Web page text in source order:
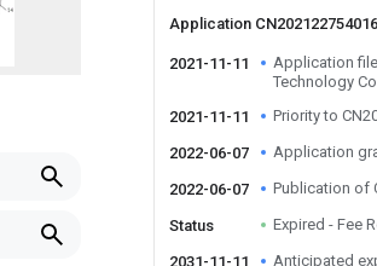
Application
2021-11-11
Application
Technology
2021-11-11
Priority to
2022-06-07 Application
2022-06-07 Publication of
Status Expired - Fee
2031-11-11 Anticipated